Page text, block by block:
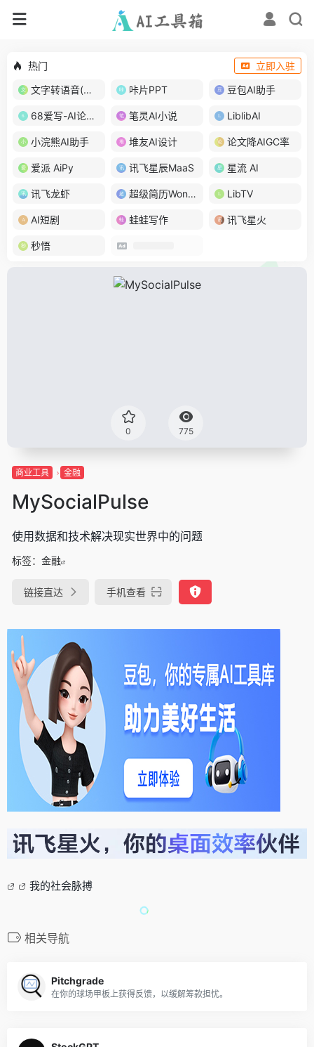
热门
立即入驻
文字转语音(琅琅配音)
咔片PPT 豆包AI助手
68爱写-AI论文写作 笔灵AI小说 LiblibAI
小浣熊AI助手 堆友AI设计 论文降AIGC率
爱派 AiPy 讯飞星辰MaaS 星流 AI
讯飞龙虾 超级简历WonderCV LibTV
AI短剧 蛙蛙写作 讯飞星火
秒悟
0 775
商业工具 金融
MySocialPulse
使用数据和技术解决现实世界中的问题
标签： 金融
链接直达 手机查看
我的社会脉搏
相关导航
Pitchgrade
在你的球场甲板上获得反馈，以缓解筹款担忧。